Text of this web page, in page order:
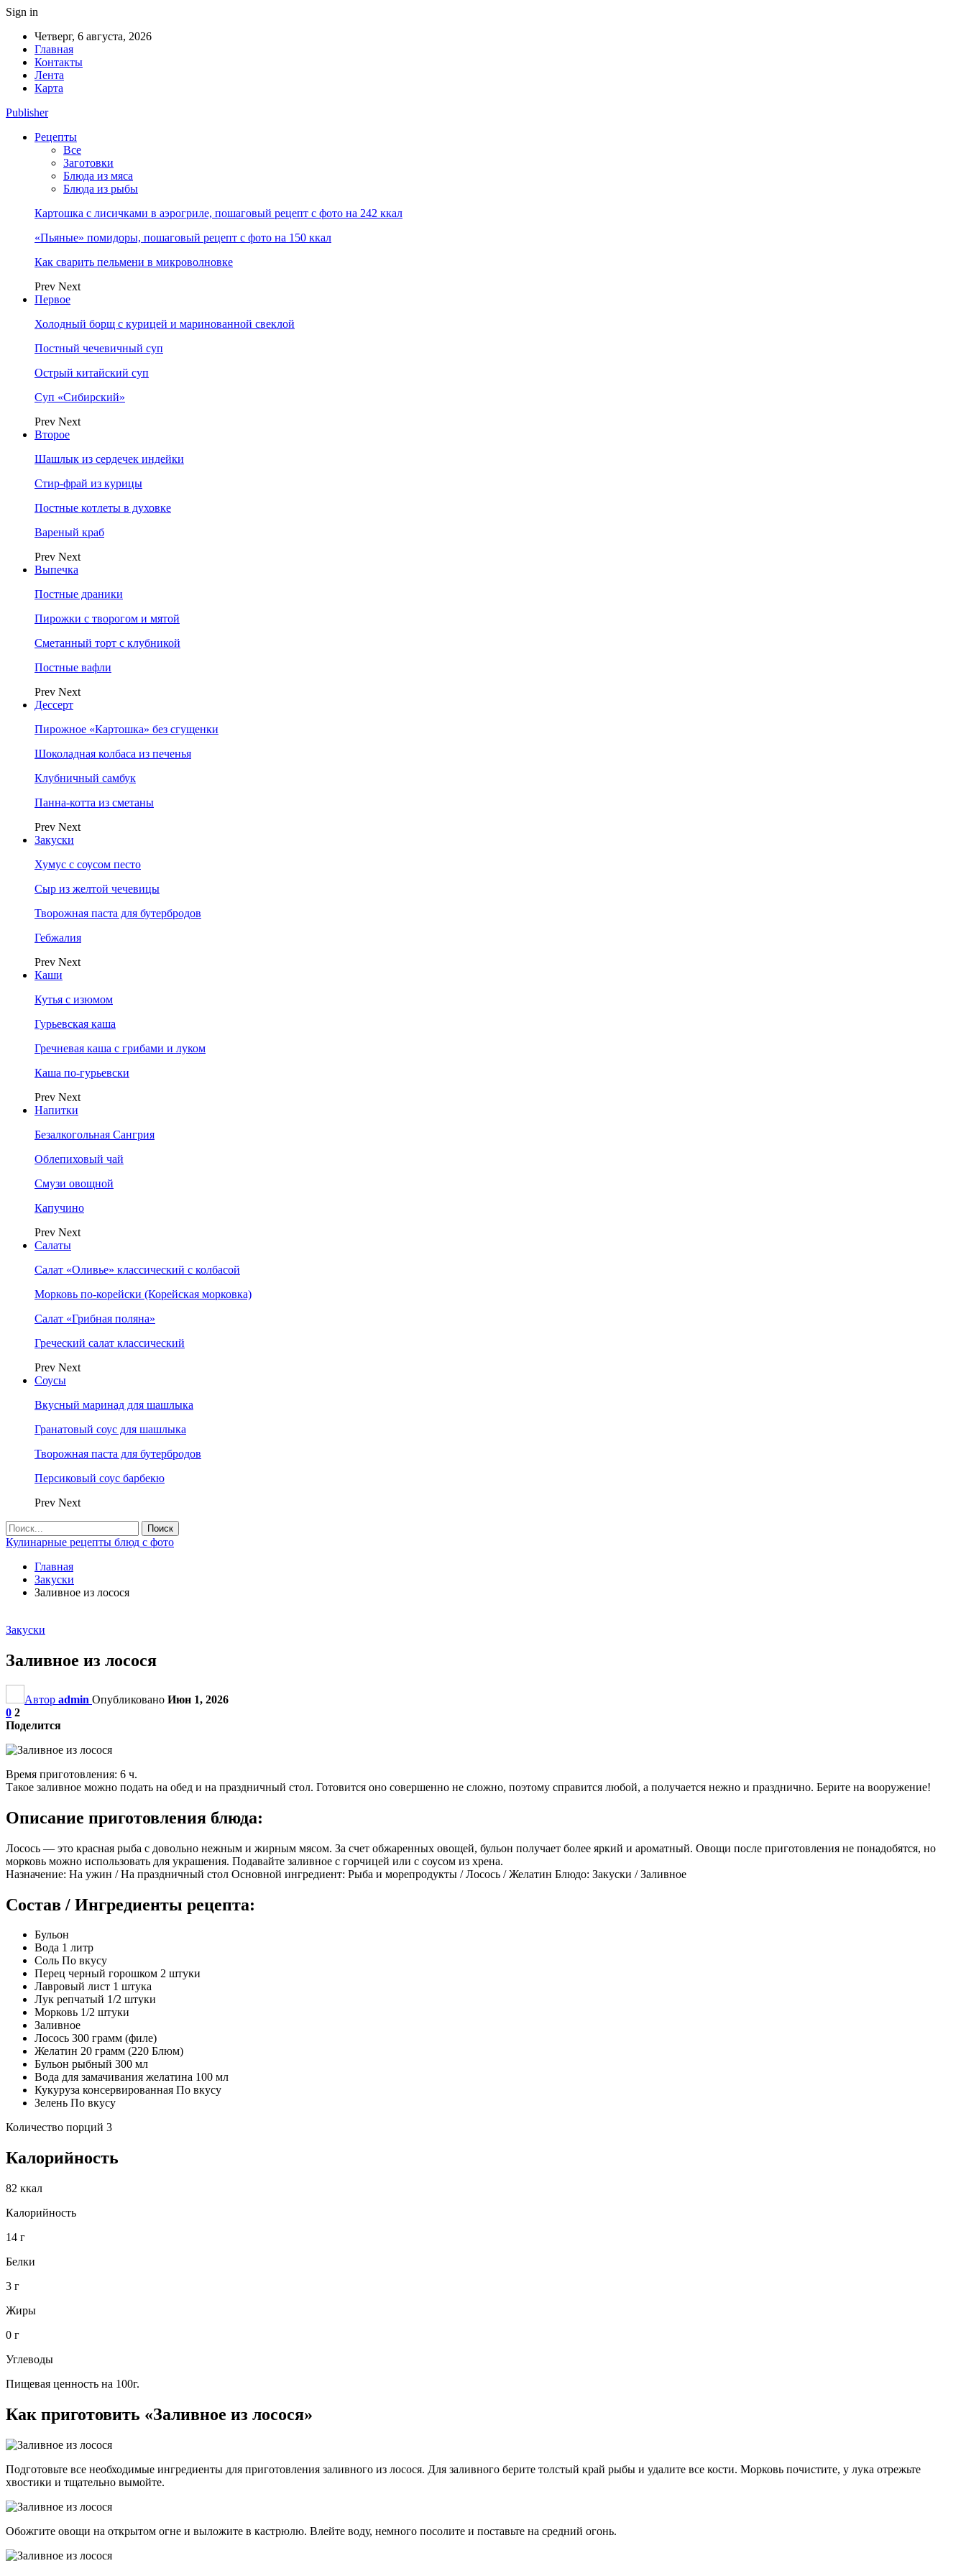
Sign in
Четверг, 6 августа, 2026
Главная
Контакты
Лента
Карта
Publisher
Рецепты
Все
Заготовки
Блюда из мяса
Блюда из рыбы
Картошка с лисичками в аэрогриле, пошаговый рецепт с фото на 242 ккал
«Пьяные» помидоры, пошаговый рецепт с фото на 150 ккал
Как сварить пельмени в микроволновке
Prev Next
Первое
Холодный борщ с курицей и маринованной свеклой
Постный чечевичный суп
Острый китайский суп
Суп «Сибирский»
Prev Next
Второе
Шашлык из сердечек индейки
Стир-фрай из курицы
Постные котлеты в духовке
Вареный краб
Prev Next
Выпечка
Постные драники
Пирожки с творогом и мятой
Сметанный торт с клубникой
Постные вафли
Prev Next
Дессерт
Пирожное «Картошка» без сгущенки
Шоколадная колбаса из печенья
Клубничный самбук
Панна-котта из сметаны
Prev Next
Закуски
Хумус с соусом песто
Сыр из желтой чечевицы
Творожная паста для бутербродов
Гебжалия
Prev Next
Каши
Кутья с изюмом
Гурьевская каша
Гречневая каша с грибами и луком
Каша по-гурьевски
Prev Next
Напитки
Безалкогольная Сангрия
Облепиховый чай
Смузи овощной
Капучино
Prev Next
Салаты
Салат «Оливье» классический с колбасой
Морковь по-корейски (Корейская морковка)
Салат «Грибная поляна»
Греческий салат классический
Prev Next
Соусы
Вкусный маринад для шашлыка
Гранатовый соус для шашлыка
Творожная паста для бутербродов
Персиковый соус барбекю
Prev Next
Кулинарные рецепты блюд с фото
Главная
Закуски
Заливное из лосося
Закуски
Заливное из лосося
Автор admin Опубликовано Июн 1, 2026
0 2
Поделится
Время приготовления: 6 ч.
Такое заливное можно подать на обед и на праздничный стол. Готовится оно совершенно не сложно, поэтому справится любой, а получается нежно и празднично. Берите на вооружение!
Описание приготовления блюда:
Лосось — это красная рыба с довольно нежным и жирным мясом. За счет обжаренных овощей, бульон получает более яркий и ароматный. Овощи после приготовления не понадобятся, но
морковь можно использовать для украшения. Подавайте заливное с горчицей или с соусом из хрена.
Назначение: На ужин / На праздничный стол Основной ингредиент: Рыба и морепродукты / Лосось / Желатин Блюдо: Закуски / Заливное
Состав / Ингредиенты рецепта:
Бульон
Вода 1 литр
Соль По вкусу
Перец черный горошком 2 штуки
Лавровый лист 1 штука
Лук репчатый 1/2 штуки
Морковь 1/2 штуки
Заливное
Лосось 300 грамм (филе)
Желатин 20 грамм (220 Блюм)
Бульон рыбный 300 мл
Вода для замачивания желатина 100 мл
Кукуруза консервированная По вкусу
Зелень По вкусу
Количество порций 3
Калорийность
82 ккал
Калорийность
14 г
Белки
3 г
Жиры
0 г
Углеводы
Пищевая ценность на 100г.
Как приготовить «Заливное из лосося»
Подготовьте все необходимые ингредиенты для приготовления заливного из лосося. Для заливного берите толстый край рыбы и удалите все кости. Морковь почистите, у лука отрежьте
хвостики и тщательно вымойте.
Обожгите овощи на открытом огне и выложите в кастрюлю. Влейте воду, немного посолите и поставьте на средний огонь.